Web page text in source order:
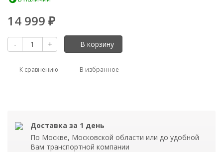
14 999 ₽
- + В корзину
К сравнению В избранное
Доставка за 1 день
По Москве, Московской области или до удобной
Вам транспортной компании